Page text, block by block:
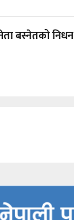
बस्नेतको निधन